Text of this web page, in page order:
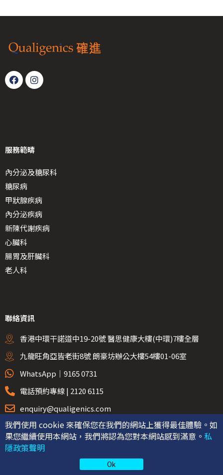
我們使用 cookie 來確保您在我們的網站上獲得最佳體驗。如
果您繼續使用本網站，我們將認為您對本網站感到滿意。 私
隱政策聲明
Ok
服務範疇
內分泌及糖尿科
糖尿病
甲狀腺疾病
內分泌疾病
新陳代謝疾病
心臟科
腸胃及肝臟科
老人科
聯絡資訊
香港中環干諾道中19-20號 醫思健康大樓(中環)7樓全層
九龍旺角亞皆老街8號 朗豪坊辦公大樓54樓01-06室
WhatsApp｜9165 0731
電話預約專線 | 2120 6115
enquiry@qualigenics.com
©2026 確進醫療 Qualigenics Medical